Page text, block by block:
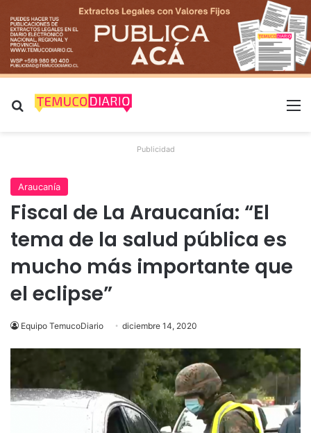
Buscar por
Publicidad
Araucanía
Fiscal de La Araucanía: “El
tema de la salud pública es
mucho más importante que
el eclipse”
Equipo TemucoDiario diciembre 14, 2020